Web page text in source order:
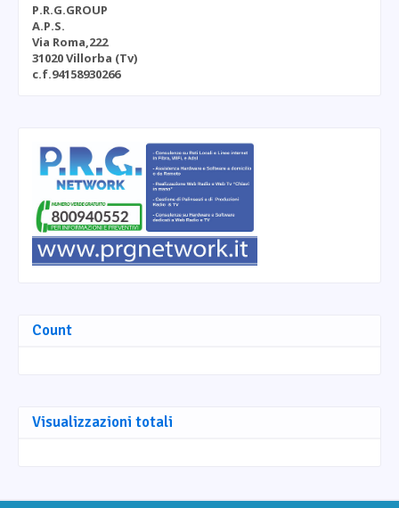
P.R.G.GROUP
A.P.S.
Via Roma,222
31020 Villorba (Tv)
c.f.94158930266
Count
Visualizzazioni totali